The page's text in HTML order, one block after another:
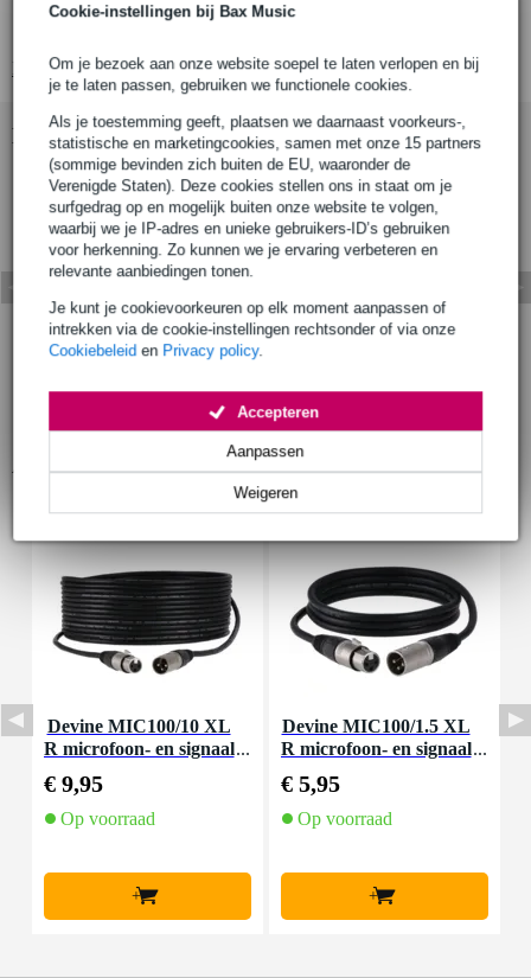
Cookie-instellingen bij Bax Music
Om je bezoek aan onze website soepel te laten verlopen en bij
je te laten passen, gebruiken we functionele cookies.
Als je toestemming geeft, plaatsen we daarnaast voorkeurs-,
statistische en marketingcookies, samen met onze 15 partners
(sommige bevinden zich buiten de EU, waaronder de
Verenigde Staten). Deze cookies stellen ons in staat om je
surfgedrag op en mogelijk buiten onze website te volgen,
waarbij we je IP-adres en unieke gebruikers-ID’s gebruiken
voor herkenning. Zo kunnen we je ervaring verbeteren en
relevante aanbiedingen tonen.
Je kunt je cookievoorkeuren op elk moment aanpassen of
intrekken via de cookie-instellingen rechtsonder of via onze
Cookiebeleid en Privacy policy.
Weigeren
Aanpassen
Accepteren
Bekijk alle productspecificaties
Bekijk ook eens (1)
Accessoires (21)
Devine MIC100/10 XL
R microfoon- en signaal
€ 9,95
Op voorraad
+
Devine MIC100/1.5 XL
R microfoon- en signaal
€ 5,95
Op voorraad
+